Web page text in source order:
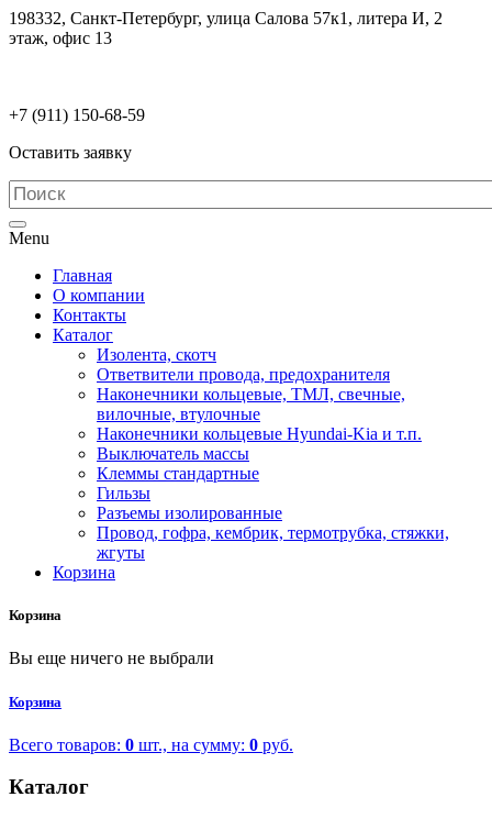
198332, Санкт-Петербург, улица Салова 57к1, литера И, 2
этаж, офис 13
+7 (911) 150-68-59
Оставить заявку
Menu
Главная
О компании
Контакты
Каталог
Изолента, скотч
Ответвители провода, предохранителя
Наконечники кольцевые, ТМЛ, свечные,
вилочные, втулочные
Наконечники кольцевые Hyundai-Kia и т.п.
Выключатель массы
Клеммы стандартные
Гильзы
Разъемы изолированные
Провод, гофра, кембрик, термотрубка, стяжки,
жгуты
Корзина
Корзина
Вы еще ничего не выбрали
Корзина
Всего товаров: 0 шт., на сумму: 0 руб.
Каталог